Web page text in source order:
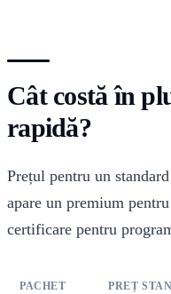
Cât costă în
rapidă?
Prețul pentru un
apare un premium
certificare pentru
PACHET PREȚ